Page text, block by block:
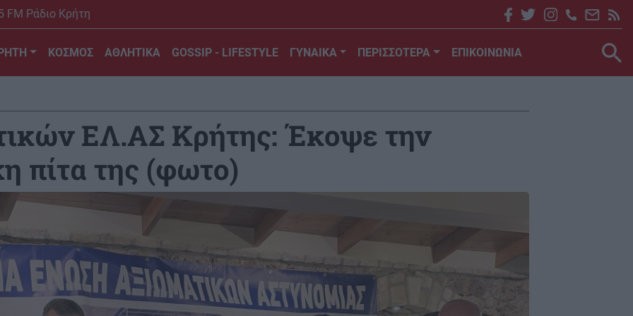
FM Ράδιο Κρήτη
ΚΟΣΜΟΣ ΑΘΛΗΤΙΚΑ GOSSIP - LIFESTYLE ΓΥΝΑΙΚΑ ΠΕΡΙΣΣΟΤΕΡΑ ΕΠΙΚΟΙΝΩΝΙΑ
ΕΛ.ΑΣ Κρήτης: Έκοψε την
πίτα της (φωτο)